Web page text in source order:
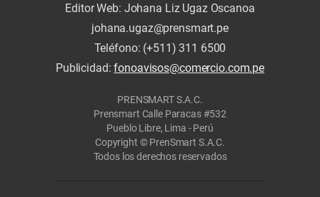
Editor Web: Johana Liz Ugaz Oscanoa
johana.ugaz@prensmart.pe
Teléfono: (+511) 311 6500
Publicidad:fonoavisos@comercio.com.pe
PRENSMART S.A.C.
Prensmart Calle Paracas #532
Pueblo Libre, Lima - Perú
Copyright © PrenSmart S.A.C.
Todos los derechos reservados